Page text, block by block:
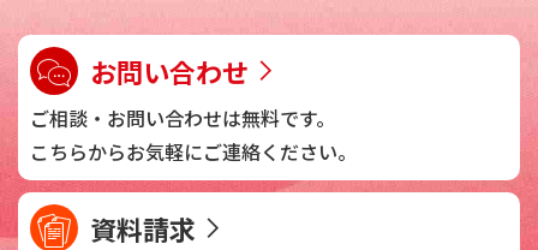
お問い合わせ
ご相談・お問い合わせは無料です。
こちらからお気軽にご連絡ください。
資料請求